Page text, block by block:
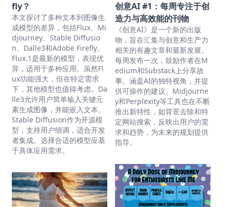
fly？
本文探讨了多种文本到图像生
成模型的差异，包括Flux、Mi
djourney、Stable Diffusio
n、Dalle3和Adobe Firefly。
Flux.1是最新的模型，表现优
异，适用于多种应用。虽然Fl
ux功能强大，但在特定需求
下，其他模型也值得考虑。Da
lle3允许用户简单输入关键元
素生成图像，并能嵌入文本。
Stable Diffusion作为开源模
型，支持用户细调，适合开发
者集成。选择合适的模型应基
于具体应用需求。
创意AI #1：每周专注于创
造力与高效能的刊物
《创意AI》是一个新的出版
物，旨在汇集与创意和生产力
相关的有趣文章和最新发展。
每周发布一次，鼓励作者在M
edium和Substack上分享故
事。涵盖AI的独特视角，并提
供可操作的建议。Midjourne
y和Perplexity等工具也在不断
推出新特性，如背景去除和特
定网站搜索，反映出用户的需
求和趋势，为未来的规划提供
指导。